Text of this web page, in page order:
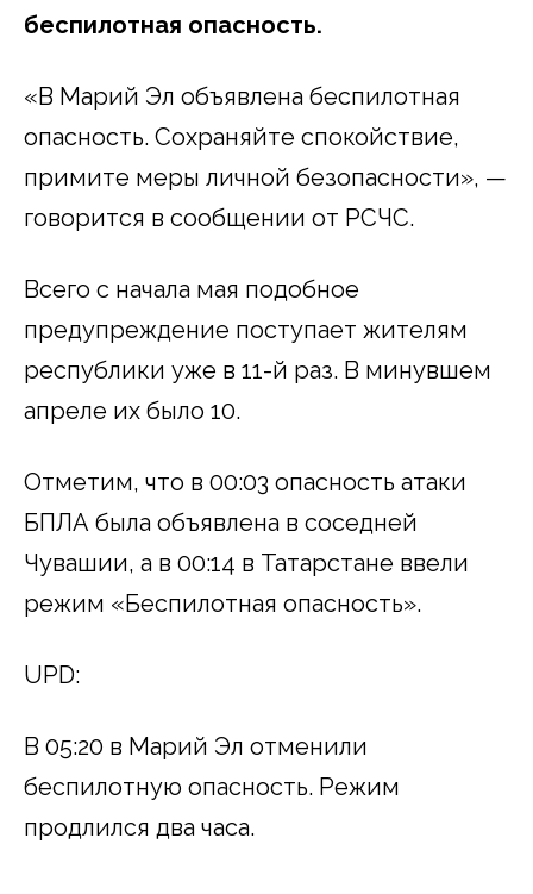
беспилотная опасность.
«В Марий Эл объявлена беспилотная
опасность. Сохраняйте спокойствие,
примите меры личной безопасности», —
говорится в сообщении от РСЧС.
Всего с начала мая подобное
предупреждение поступает жителям
республики уже в 11-й раз. В минувшем
апреле их было 10.
Отметим, что в 00:03 опасность атаки
БПЛА была объявлена в соседней
Чувашии, а в 00:14 в Татарстане ввели
режим «Беспилотная опасность».
UPD:
В 05:20 в Марий Эл отменили
беспилотную опасность. Режим
продлился два часа.